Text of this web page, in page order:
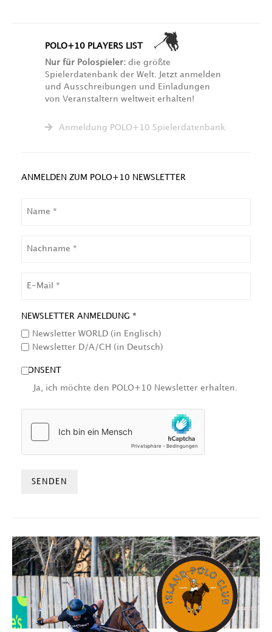
POLO+10 PLAYERS LIST
Nur für Polospieler: die größte
Spielerdatenbank der Welt. Jetzt anmelden
und Ausschreibungen und Einladungen
von Veranstaltern weltweit erhalten!
Anmeldung POLO+10 Spielerdatenbank
ANMELDEN ZUM POLO+10 NEWSLETTER
NEWSLETTER ANMELDUNG *
Newsletter WORLD (in Englisch)
Newsletter D/A/CH (in Deutsch)
CONSENT
Ja, ich möchte den POLO+10 Newsletter erhalten.